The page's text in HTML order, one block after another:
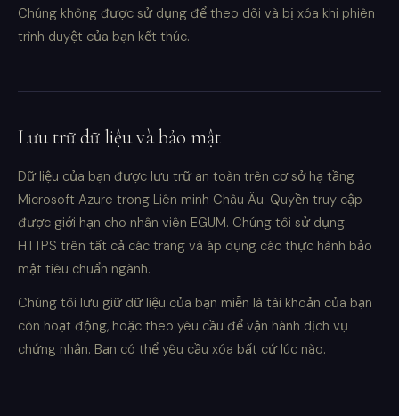
Chúng không được sử dụng để theo dõi và bị xóa khi phiên
trình duyệt của bạn kết thúc.
Lưu trữ dữ liệu và bảo mật
Dữ liệu của bạn được lưu trữ an toàn trên cơ sở hạ tầng
Microsoft Azure trong Liên minh Châu Âu. Quyền truy cập
được giới hạn cho nhân viên EGUM. Chúng tôi sử dụng
HTTPS trên tất cả các trang và áp dụng các thực hành bảo
mật tiêu chuẩn ngành.
Chúng tôi lưu giữ dữ liệu của bạn miễn là tài khoản của bạn
còn hoạt động, hoặc theo yêu cầu để vận hành dịch vụ
chứng nhận. Bạn có thể yêu cầu xóa bất cứ lúc nào.